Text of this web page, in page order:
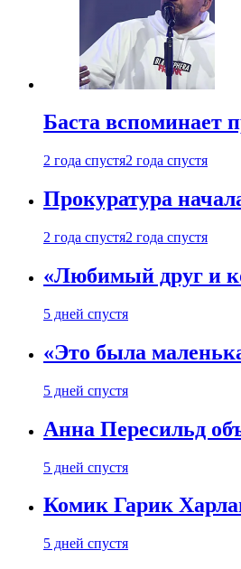
Баста вспоминает
2 года спустя2 года спустя
Прокуратура
2 года спустя2 года спустя
«Любимый друг и
5 дней спустя
«Это была
5 дней спустя
Анна Пересильд
5 дней спустя
Комик Гарик
5 дней спустя